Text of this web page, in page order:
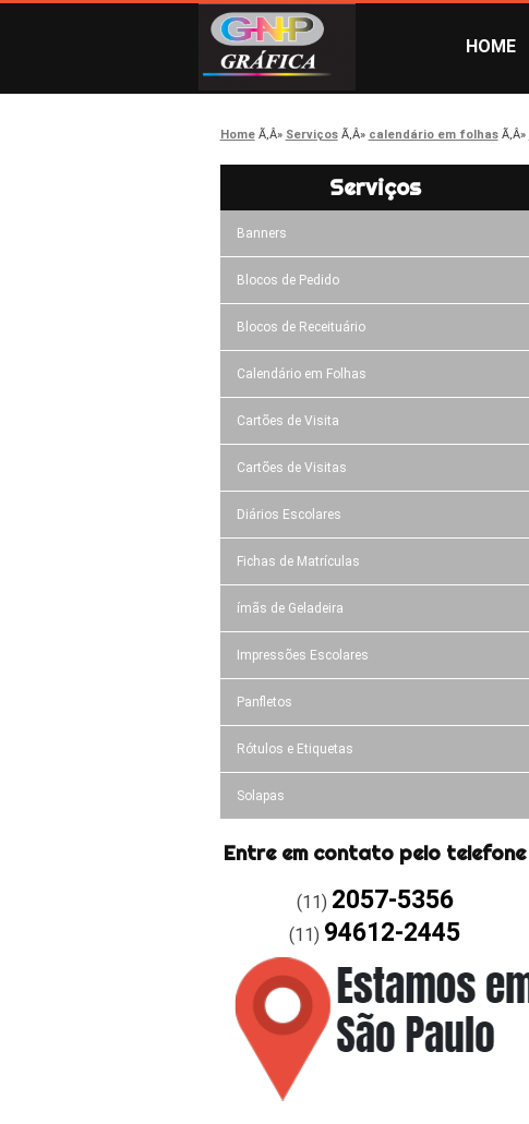
HOME
Home Serviços calendário em folhas
Serviços
Banners
Blocos de Pedido
Blocos de Receituário
Calendário em Folhas
Cartões de Visita
Cartões de Visitas
Diários Escolares
Fichas de Matrículas
ímãs de Geladeira
Impressões Escolares
Panfletos
Rótulos e Etiquetas
Solapas
Entre em contato pelo telefone
(11) 2057-5356
(11) 94612-2445